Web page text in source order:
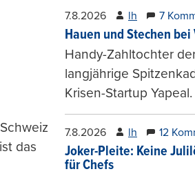
das
7.8.2026 lh 7
Hauen und Stechen
Handy-Zahltochter
langjährige
Krisen-Startup
7.8.2026 lh 12
Joker-Pleite: Keine
für Chefs